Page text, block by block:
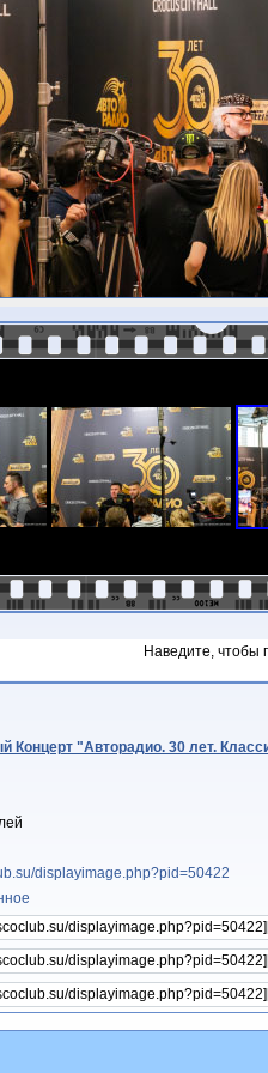
Наведите, чтобы
Концерт "Авторадио. 30 лет.
displayimage.php?pid=50422